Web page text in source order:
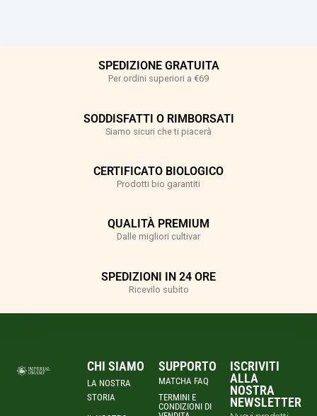
SPEDIZIONE GRATUITA
Per ordini superiori a €69
SODDISFATTI O RIMBORSATI
Siamo sicuri che ti piacerà
CERTIFICATO BIOLOGICO
Prodotti bio garantiti
QUALITÀ PREMIUM
Dalle migliori cultivar
SPEDIZIONI IN 24 ORE
Ricevilo subito
CHI SIAMO
LA NOSTRA
STORIA
SUPPORTO
MATCHA FAQ
TERMINI E
CONDIZIONI DI
ISCRIVITI
ALLA
NOSTRA
NEWSLETTER